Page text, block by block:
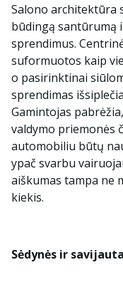
Salono architektūra
būdingą santūrumą
sprendimus.
suformuotos kaip
o pasirinktinai
sprendimas
Gamintojas
valdymo priemonės
automobiliu būtų
ypač svarbu
aiškumas tampa ne
kiekis.
Sėdynės ir savijauta